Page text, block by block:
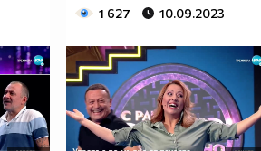
1 627 10.09.2023